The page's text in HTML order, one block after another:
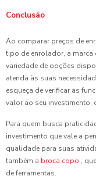
Conclusão
Ao comparar preços de
tipo de enrolador, a marca
variedade de opções
atenda às suas
esqueça de verificar as
valor ao seu investimento,
Para quem busca
investimento que vale a
qualidade para suas
também a broca copo ,
de ferramentas.